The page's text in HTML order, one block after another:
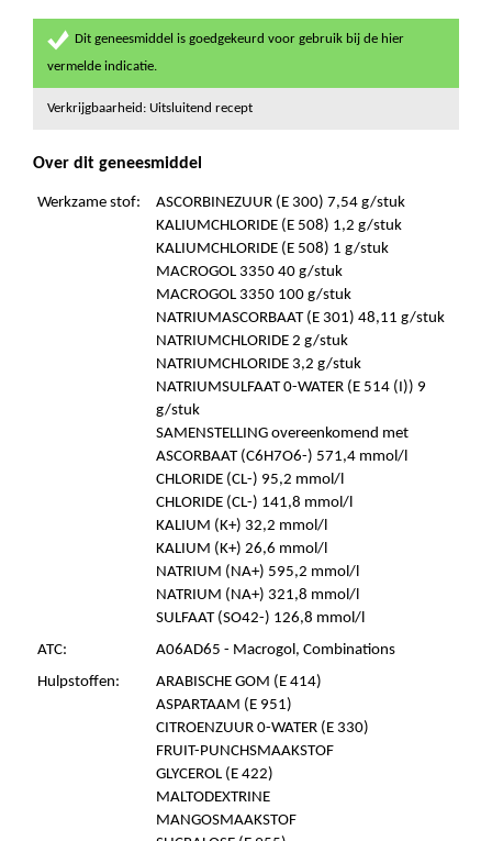
Dit geneesmiddel is goedgekeurd voor gebruik bij de hier
vermelde indicatie.
Verkrijgbaarheid: Uitsluitend recept
Over dit geneesmiddel
Werkzame stof:
ASCORBINEZUUR (E 300) 7,54 g/stuk
KALIUMCHLORIDE (E 508) 1,2 g/stuk
KALIUMCHLORIDE (E 508) 1 g/stuk
MACROGOL 3350 40 g/stuk
MACROGOL 3350 100 g/stuk
NATRIUMASCORBAAT (E 301) 48,11 g/stuk
NATRIUMCHLORIDE 2 g/stuk
NATRIUMCHLORIDE 3,2 g/stuk
NATRIUMSULFAAT 0-WATER (E 514 (I)) 9
g/stuk
SAMENSTELLING overeenkomend met
ASCORBAAT (C6H7O6-) 571,4 mmol/l
CHLORIDE (CL-) 95,2 mmol/l
CHLORIDE (CL-) 141,8 mmol/l
KALIUM (K+) 32,2 mmol/l
KALIUM (K+) 26,6 mmol/l
NATRIUM (NA+) 595,2 mmol/l
NATRIUM (NA+) 321,8 mmol/l
SULFAAT (SO42-) 126,8 mmol/l
ATC:
A06AD65 - Macrogol, Combinations
Hulpstoffen:
ARABISCHE GOM (E 414)
ASPARTAAM (E 951)
CITROENZUUR 0-WATER (E 330)
FRUIT-PUNCHSMAAKSTOF
GLYCEROL (E 422)
MALTODEXTRINE
MANGOSMAAKSTOF